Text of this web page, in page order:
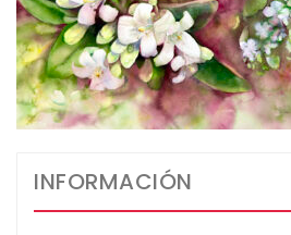
INFORMACIÓN